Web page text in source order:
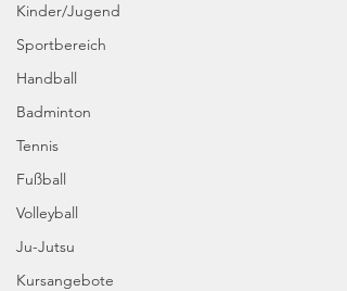
Kinder/Jugend
Sportbereich
Handball
Badminton
Tennis
Fußball
Volleyball
Ju-Jutsu
Kursangebote